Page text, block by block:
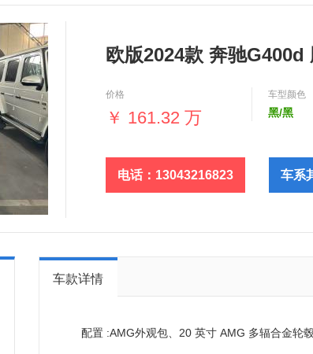
欧版2024款 奔驰
价格
￥ 161.32 万
车型颜色
黑/黑
电话：13043216823 车系
车款详情
配置 :AMG外观包、20 英寸 AMG 多辐合金轮